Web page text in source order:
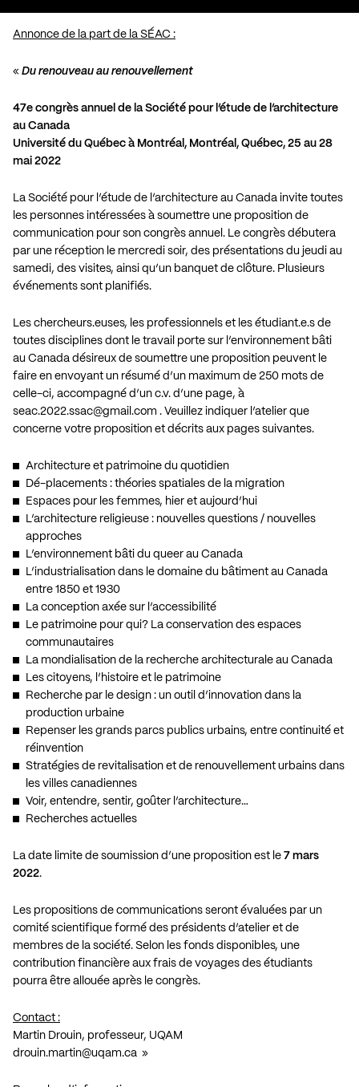
Annonce de la part de la SÉAC :
« Du renouveau au renouvellement
47e congrès annuel de la Société pour l’étude de l’architecture
au Canada
Université du Québec à Montréal, Montréal, Québec, 25 au 28
mai 2022
La Société pour l’étude de l’architecture au Canada invite toutes
les personnes intéressées à soumettre une proposition de
communication pour son congrès annuel. Le congrès débutera
par une réception le mercredi soir, des présentations du jeudi au
samedi, des visites, ainsi qu’un banquet de clôture. Plusieurs
événements sont planifiés.
Les chercheurs.euses, les professionnels et les étudiant.e.s de
toutes disciplines dont le travail porte sur l’environnement bâti
au Canada désireux de soumettre une proposition peuvent le
faire en envoyant un résumé d’un maximum de 250 mots de
celle-ci, accompagné d’un c.v. d’une page, à
seac.2022.ssac@gmail.com . Veuillez indiquer l’atelier que
concerne votre proposition et décrits aux pages suivantes.
Architecture et patrimoine du quotidien
Dé-placements : théories spatiales de la migration
Espaces pour les femmes, hier et aujourd’hui
L’architecture religieuse : nouvelles questions / nouvelles
approches
L’environnement bâti du queer au Canada
L’industrialisation dans le domaine du bâtiment au Canada
entre 1850 et 1930
La conception axée sur l’accessibilité
Le patrimoine pour qui? La conservation des espaces
communautaires
La mondialisation de la recherche architecturale au Canada
Les citoyens, l’histoire et le patrimoine
Recherche par le design : un outil d’innovation dans la
production urbaine
Repenser les grands parcs publics urbains, entre continuité et
réinvention
Stratégies de revitalisation et de renouvellement urbains dans
les villes canadiennes
Voir, entendre, sentir, goûter l’architecture…
Recherches actuelles
La date limite de soumission d’une proposition est le 7 mars
2022.
Les propositions de communications seront évaluées par un
comité scientifique formé des présidents d’atelier et de
membres de la société. Selon les fonds disponibles, une
contribution financière aux frais de voyages des étudiants
pourra être allouée après le congrès.
Contact :
Martin Drouin, professeur, UQAM
drouin.martin@uqam.ca »